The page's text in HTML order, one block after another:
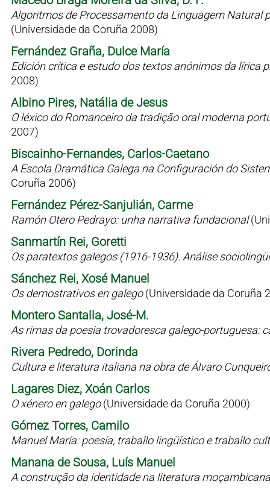
Algoritmos de Processamento da Linguagem Natural
(Universidade da Coruña 2008)
Fernández Graña, Dulce María
Edición crítica e estudo dos textos anónimos da lírica
2008)
Albino Pires, Natália de Jesus
O léxico do Romanceiro da tradição oral moderna
2007)
Biscainho-Fernandes, Carlos-Caetano
A Escola Dramática Galega na Configuración do
Coruña 2006)
Fernández Pérez-Sanjulián, Carme
Ramón Otero Pedrayo: unha narrativa fundacional
Sanmartín Rei, Goretti
Os paratextos galegos (1916-1936). Análise
Sánchez Rei, Xosé Manuel
Os demostrativos en galego(Universidade da Coruña
Montero Santalla, José-M.
As rimas da poesia trovadoresca galego-portuguesa:
Rivera Pedredo, Dorinda
Cultura e literatura italiana na obra de Álvaro
Lagares Diez, Xoán Carlos
O xénero en galego(Universidade da Coruña 2000)
Gómez Torres, Camilo
Manuel María: poesía, traballo lingüístico e traballo
Manana de Sousa, Luís Manuel
A construção da identidade na literatura